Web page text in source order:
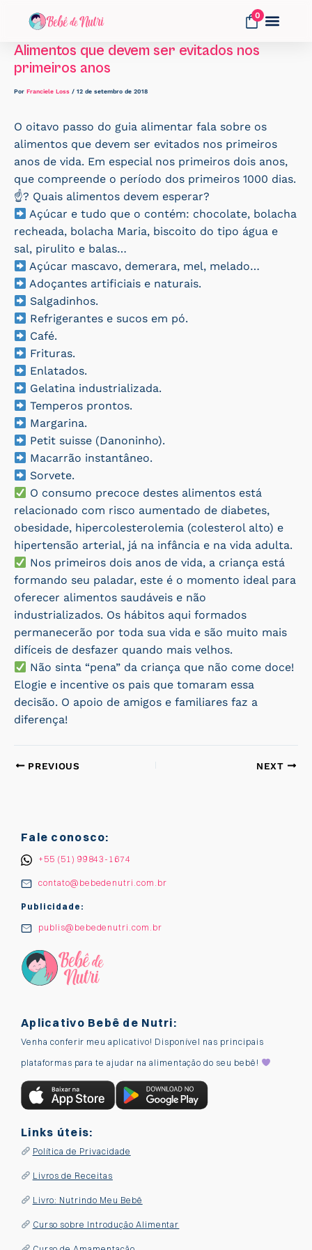
conteúdo
0
Alimentos que devem ser evitados nos
primeiros anos
Por Franciele Loss / 12 de setembro de 2018
O oitavo passo do guia alimentar fala sobre os
alimentos que devem ser evitados nos primeiros
anos de vida. Em especial nos primeiros dois anos,
que compreende o período dos primeiros 1000 dias.
☝? Quais alimentos devem esperar?
Açúcar e tudo que o contém: chocolate, bolacha
recheada, bolacha Maria, biscoito do tipo água e
sal, pirulito e balas…
Açúcar mascavo, demerara, mel, melado…
Adoçantes artificiais e naturais.
Salgadinhos.
Refrigerantes e sucos em pó.
Café.
Frituras.
Enlatados.
Gelatina industrializada.
Temperos prontos.
Margarina.
Petit suisse (Danoninho).
Macarrão instantâneo.
Sorvete.
O consumo precoce destes alimentos está
relacionado com risco aumentado de diabetes,
obesidade, hipercolesterolemia (colesterol alto) e
hipertensão arterial, já na infância e na vida adulta.
Nos primeiros dois anos de vida, a criança está
formando seu paladar, este é o momento ideal para
oferecer alimentos saudáveis e não
industrializados. Os hábitos aqui formados
permanecerão por toda sua vida e são muito mais
difíceis de desfazer quando mais velhos.
Não sinta “pena” da criança que não come doce!
Elogie e incentive os pais que tomaram essa
decisão. O apoio de amigos e familiares faz a
diferença!
PREVIOUS NEXT
Fale conosco:
+55 (51) 99843-1674
contato@bebedenutri.com.br
Publicidade:
publis@bebedenutri.com.br
Aplicativo Bebê de Nutri:
Venha conferir meu aplicativo! Disponível nas principais
plataformas para te ajudar na alimentação do seu bebê!
Links úteis:
Política de Privacidade
Livros de Receitas
Livro: Nutrindo Meu Bebê
Curso sobre Introdução Alimentar